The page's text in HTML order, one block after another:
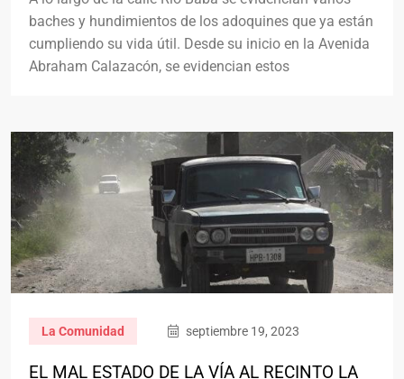
baches y hundimientos de los adoquines que ya están
cumpliendo su vida útil. Desde su inicio en la Avenida
Abraham Calazacón, se evidencian estos
La Comunidad septiembre 19, 2023
EL MAL ESTADO DE LA VÍA AL RECINTO LA